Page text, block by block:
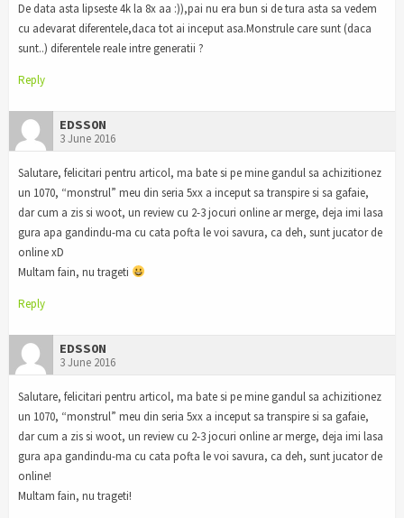
De data asta lipseste 4k la 8x aa :)),pai nu era bun si de tura asta sa vedem
cu adevarat diferentele,daca tot ai inceput asa.Monstrule care sunt (daca
sunt..) diferentele reale intre generatii ?
Reply
EDSS0N
3 June 2016
Salutare, felicitari pentru articol, ma bate si pe mine gandul sa achizitionez
un 1070, “monstrul” meu din seria 5xx a inceput sa transpire si sa gafaie,
dar cum a zis si woot, un review cu 2-3 jocuri online ar merge, deja imi lasa
gura apa gandindu-ma cu cata pofta le voi savura, ca deh, sunt jucator de
online xD
Multam fain, nu trageti
Reply
EDSS0N
3 June 2016
Salutare, felicitari pentru articol, ma bate si pe mine gandul sa achizitionez
un 1070, “monstrul” meu din seria 5xx a inceput sa transpire si sa gafaie,
dar cum a zis si woot, un review cu 2-3 jocuri online ar merge, deja imi lasa
gura apa gandindu-ma cu cata pofta le voi savura, ca deh, sunt jucator de
online!
Multam fain, nu trageti!